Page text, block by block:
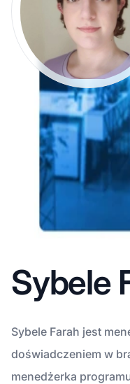
Sybele
Sybele Farah jest
doświadczeniem w
menedżerka